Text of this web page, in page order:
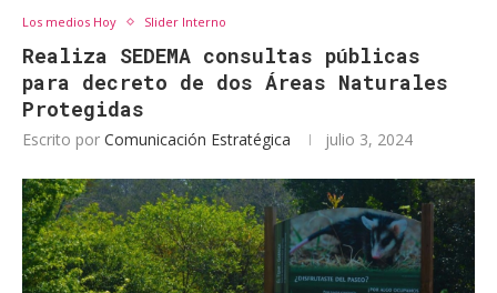
Los medios Hoy Slider Interno
Realiza SEDEMA consultas públicas
para decreto de dos Áreas Naturales
Protegidas
Escrito por Comunicación Estratégica julio 3, 2024